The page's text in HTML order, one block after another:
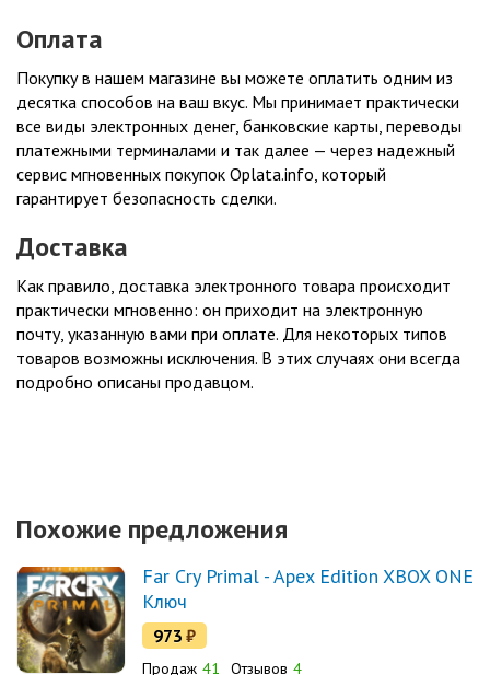
Оплата
Покупку в нашем магазине вы можете оплатить одним из
десятка способов на ваш вкус. Мы принимает практически
все виды электронных денег, банковские карты, переводы
платежными терминалами и так далее — через надежный
сервис мгновенных покупок Oplata.info, который
гарантирует безопасность сделки.
Доставка
Как правило, доставка электронного товара происходит
практически мгновенно: он приходит на электронную
почту, указанную вами при оплате. Для некоторых типов
товаров возможны исключения. В этих случаях они всегда
подробно описаны продавцом.
Похожие предложения
Far Cry Primal - Apex Edition XBOX ONE
Ключ
973 ₽
Продаж 41 Отзывов 4